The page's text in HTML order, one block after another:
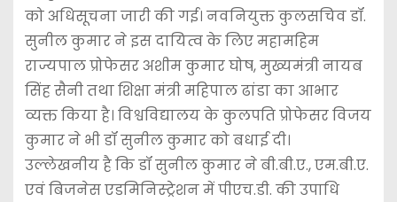
को अधिसूचना जारी की गई। नवनियुक्त कुलसचिव डॉ.
सुनील कुमार ने इस दायित्व के लिए महामहिम
राज्यपाल प्रोफेसर अशीम कुमार घोष, मुख्यमंत्री नायब
सिंह सैनी तथा शिक्षा मंत्री महिपाल ढांडा का आभार
व्यक्त किया है। विश्वविद्यालय के कुलपति प्रोफेसर विजय
कुमार ने भी डॉ सुनील कुमार को बधाई दी।
उल्लेखनीय है कि डॉ सुनील कुमार ने बी.बी.ए., एम.बी.ए.
एवं बिजनेस एडमिनिस्ट्रेशन में पीएच.डी. की उपाधि